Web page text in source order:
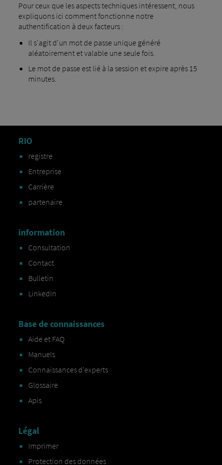
Pour ceux que les aspects techniques intéressent, nous
expliquons ici comment fonctionne notre
authentification à deux facteurs :
Il s'agit d'un mot de passe unique généré
aléatoirement et valable une seule fois.
Le mot de passe est lié à la session et expire après 15
minutes.
RIO
registre
Entreprise
Carrière
partenaire
information
Consultation
Contact
Bulletin
LinkedIn
Base de connaissances
Aide et FAQ
Manuels
Connaissances d'experts
Glossaire
Apis
Légal
Imprimer
Protection des données